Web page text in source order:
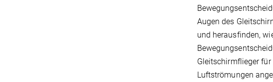
Augen des
und herausfinden,
Gleitschirmflieger
Luftströmungen